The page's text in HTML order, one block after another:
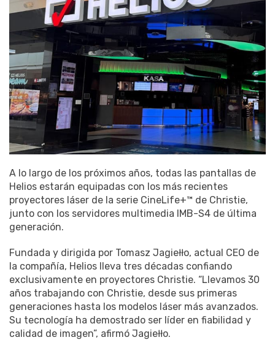
A lo largo de los próximos años, todas las pantallas de
Helios estarán equipadas con los más recientes
proyectores láser de la serie CineLife+™ de Christie,
junto con los servidores multimedia IMB-S4 de última
generación.
Fundada y dirigida por Tomasz Jagiełło, actual CEO de
la compañía, Helios lleva tres décadas confiando
exclusivamente en proyectores Christie. “Llevamos 30
años trabajando con Christie, desde sus primeras
generaciones hasta los modelos láser más avanzados.
Su tecnología ha demostrado ser líder en fiabilidad y
calidad de imagen”, afirmó Jagiełło.